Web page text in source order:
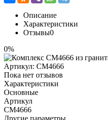
Описание
Характеристики
Отзывы0
0%
Артикул: CM4666
Пока нет отзывов
Характеристики
Основные
Артикул
CM4666
Другие параметры